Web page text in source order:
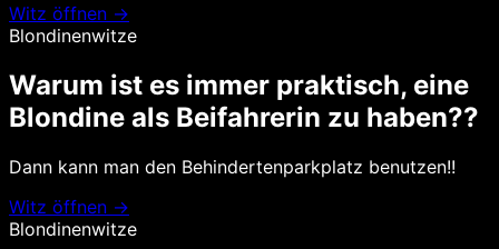
Witz öffnen →
Blondinenwitze
Warum ist es immer praktisch, eine
Blondine als Beifahrerin zu haben??
Dann kann man den Behindertenparkplatz benutzen!!
Witz öffnen →
Blondinenwitze